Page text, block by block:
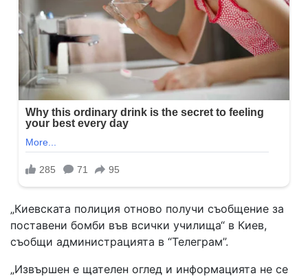
„Киевската полиция отново получи съобщение за
поставени бомби във всички училища“ в Киев,
съобщи администрацията в “Телеграм”.
„Извършен е щателен оглед и информацията не се